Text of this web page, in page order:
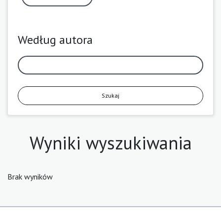
Według autora
Szukaj
Wyniki wyszukiwania
Brak wyników